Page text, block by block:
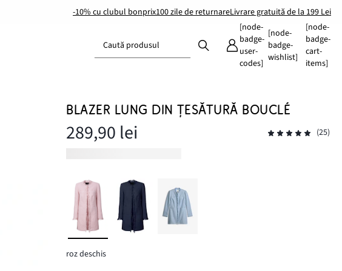
-10% cu clubul bonprix100 zile de returnareLivrare gratuită de la 199 Lei
Caută produsul
[node-
badge-
user-
codes]
[node-
badge-
wishlist]
[node-
badge-
cart-
items]
BLAZER LUNG DIN ȚESĂTURĂ BOUCLÉ
289,90 lei (25)
roz deschis